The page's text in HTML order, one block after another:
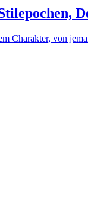
Charakter, von